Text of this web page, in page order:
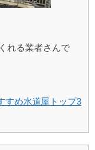
れる業者さんで
すめ水道屋トップ3